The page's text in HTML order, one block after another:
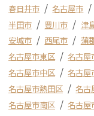
春日井市 名古屋市
半田市
豊川市 津
安城市
西尾市 蒲
名古屋市東区
名古屋
名古屋市中区
名古屋
名古屋市熱田区
名古
名古屋市南区
名古屋